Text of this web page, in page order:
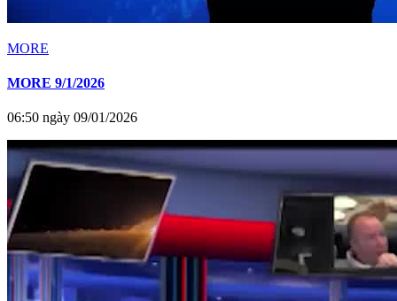
MORE
MORE 9/1/2026
06:50 ngày 09/01/2026